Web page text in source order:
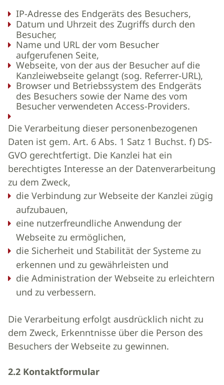
IP-Adresse des Endgeräts des Besuchers,
Datum und Uhrzeit des Zugriffs durch den
Besucher,
Name und URL der vom Besucher
aufgerufenen Seite,
Webseite, von der aus der Besucher auf die
Kanzleiwebseite gelangt (sog. Referrer-URL),
Browser und Betriebssystem des Endgeräts
des Besuchers sowie der Name des vom
Besucher verwendeten Access-Providers.
Die Verarbeitung dieser personenbezogenen
Daten ist gem. Art. 6 Abs. 1 Satz 1 Buchst. f) DS-
GVO gerechtfertigt. Die Kanzlei hat ein
berechtigtes Interesse an der Datenverarbeitung
zu dem Zweck,
die Verbindung zur Webseite der Kanzlei zügig
aufzubauen,
eine nutzerfreundliche Anwendung der
Webseite zu ermöglichen,
die Sicherheit und Stabilität der Systeme zu
erkennen und zu gewährleisten und
die Administration der Webseite zu erleichtern
und zu verbessern.
Die Verarbeitung erfolgt ausdrücklich nicht zu
dem Zweck, Erkenntnisse über die Person des
Besuchers der Webseite zu gewinnen.
2.2 Kontaktformular